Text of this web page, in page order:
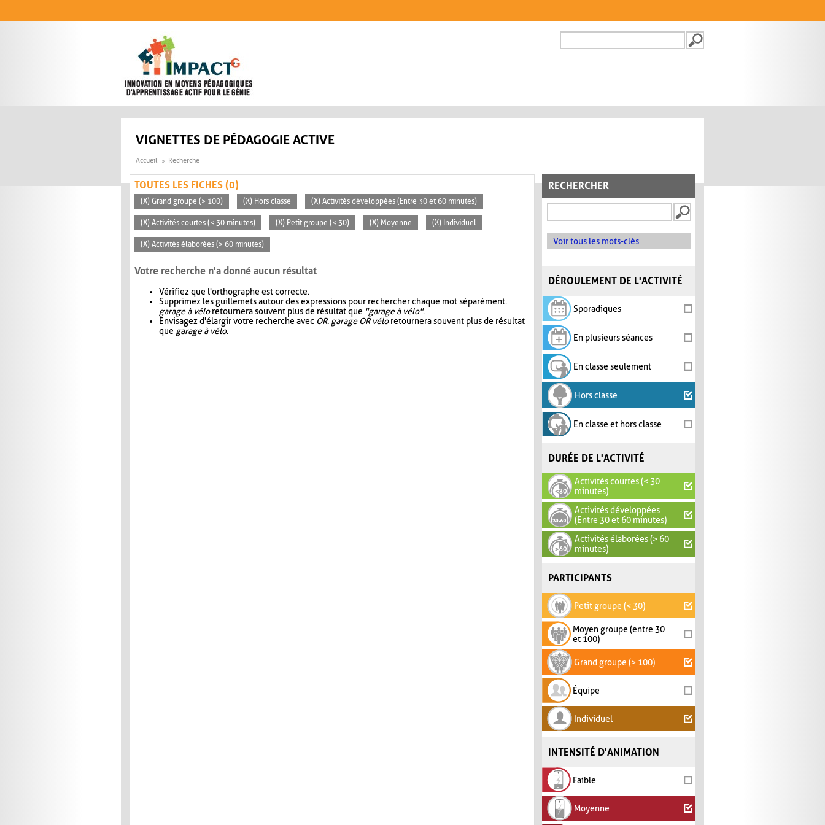
FORMULAIRE DE
VIGNETTES DE PÉDAGOGIE ACTIVE
Accueil Recherche
RECHERCHER
Voir tous les mots-clés
DÉROULEMENT DE L'ACTIVITÉ
Sporadiques
En plusieurs séances
En classe seulement
Hors classe
En classe et hors classe
DURÉE DE L'ACTIVITÉ
Activités courtes (< 30
minutes)
Activités développées
(Entre 30 et 60 minutes)
Activités élaborées (> 60
minutes)
PARTICIPANTS
Petit groupe (< 30)
Moyen groupe (entre 30
et 100)
Grand groupe (> 100)
Équipe
Individuel
INTENSITÉ D'ANIMATION
Faible
Moyenne
TOUTES LES FICHES (0)
(X) Grand groupe (> 100) (X) Hors classe (X) Activités développées (Entre 30 et 60 minutes)
(X) Activités courtes (< 30 minutes) (X) Petit groupe (< 30) (X) Moyenne (X) Individuel
(X) Activités élaborées (> 60 minutes)
Votre recherche n'a donné aucun résultat
Vérifiez que l'orthographe est correcte.
Supprimez les guillemets autour des expressions pour rechercher chaque mot séparément.
garage à véloretournera souvent plus de résultat que "garage à vélo".
Envisagez d'élargir votre recherche avec OR. garage OR véloretournera souvent plus de résultat
que garage à vélo.